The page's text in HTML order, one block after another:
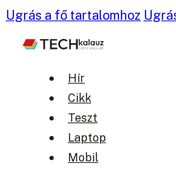
Ugrás a fő tartalomhoz
Hír
Cikk
Teszt
Laptop
Mobil